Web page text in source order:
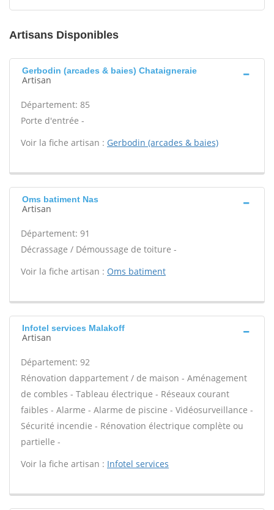
Artisans Disponibles
Gerbodin (arcades & baies) Chataigneraie
Artisan
Département: 85
Porte d'entrée -
Voir la fiche artisan : Gerbodin (arcades & baies)
Oms batiment Nas
Artisan
Département: 91
Décrassage / Démoussage de toiture -
Voir la fiche artisan : Oms batiment
Infotel services Malakoff
Artisan
Département: 92
Rénovation dappartement / de maison - Aménagement
de combles - Tableau électrique - Réseaux courant
faibles - Alarme - Alarme de piscine - Vidéosurveillance -
Sécurité incendie - Rénovation électrique complète ou
partielle -
Voir la fiche artisan : Infotel services